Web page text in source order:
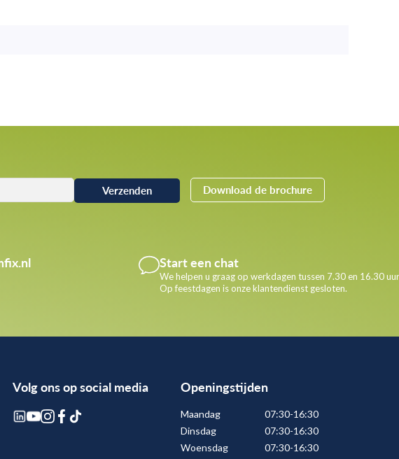
Download de brochure
Start een chat
We helpen u graag op werkdagen tussen 7.30 en 16.30
Op feestdagen is onze klantendienst gesloten.
Volg ons op social media Openingstijden
Maandag
07:30-16:30
Dinsdag
07:30-16:30
Woensdag
07:30-16:30